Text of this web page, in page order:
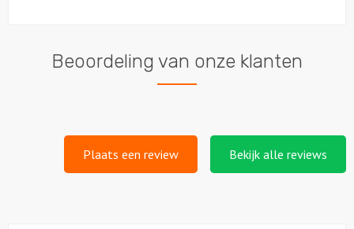
Beoordeling van onze klanten
Plaats een review Bekijk alle reviews